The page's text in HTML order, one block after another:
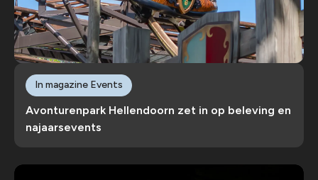
Avonturenpark Hellendoorn zet in op beleving en
najaarsevents
In magazine Events